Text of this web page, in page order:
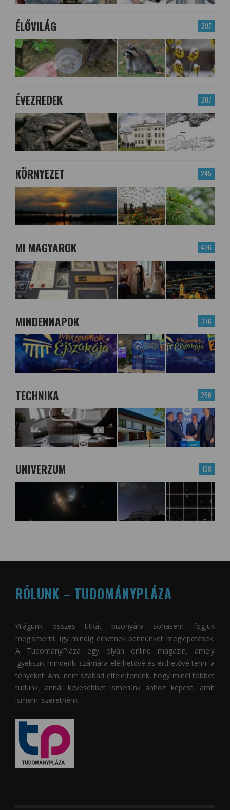
297
ÉLŐVILÁG
207
ÉVEZREDEK
245
KÖRNYEZET
426
MI MAGYAROK
376
MINDENNAPOK
256
TECHNIKA
138
UNIVERZUM
RÓLUNK – TUDOMÁNYPLÁZA
Világunk összes titkát bizonyára sohasem fogjuk
megismerni, így mindig érhetnek bennünket meglepetések.
A TudományPláza egy olyan online magazin, amely
igyekszik mindenki számára elérhetővé és érthetővé tenni a
tényeket. Ám, nem szabad elfelejtenünk, hogy minél többet
tudunk, annál kevesebbet ismerünk ahhoz képest, amit
ismerni szeretnénk.